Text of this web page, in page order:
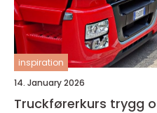
inspiration
14. January 2026
Truckførerkurs trygg og effektiv bruk av